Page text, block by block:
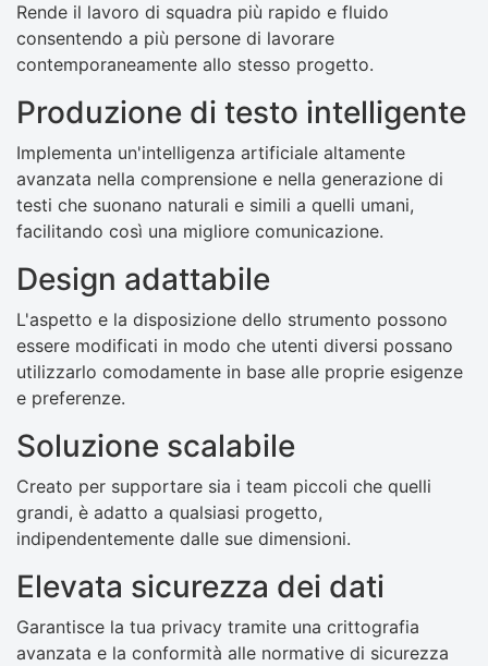
Rende il lavoro di squadra più rapido e fluido
consentendo a più persone di lavorare
contemporaneamente allo stesso progetto.
Produzione di testo intelligente
Implementa un'intelligenza artificiale altamente
avanzata nella comprensione e nella generazione di
testi che suonano naturali e simili a quelli umani,
facilitando così una migliore comunicazione.
Design adattabile
L'aspetto e la disposizione dello strumento possono
essere modificati in modo che utenti diversi possano
utilizzarlo comodamente in base alle proprie esigenze
e preferenze.
Soluzione scalabile
Creato per supportare sia i team piccoli che quelli
grandi, è adatto a qualsiasi progetto,
indipendentemente dalle sue dimensioni.
Elevata sicurezza dei dati
Garantisce la tua privacy tramite una crittografia
avanzata e la conformità alle normative di sicurezza